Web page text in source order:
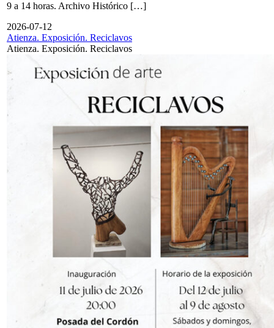
9 a 14 horas. Archivo Histórico […]
2026-07-12
Atienza. Exposición. Reciclavos
Atienza. Exposición. Reciclavos